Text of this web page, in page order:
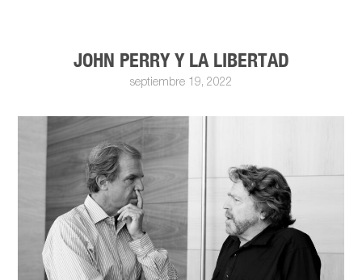
JOHN PERRY Y LA LIBERTAD
septiembre 19, 2022